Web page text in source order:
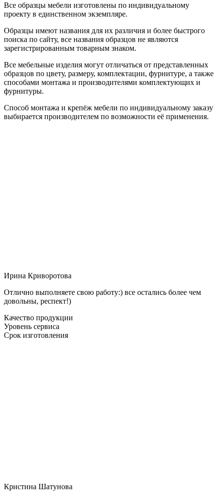
Все образцы мебели изготовлены по индивидуальному
проекту в единственном экземпляре.
Образцы имеют названия для их различия и более быстрого
поиска по сайту, все названия образцов не являются
зарегистрированным товарным знаком.
Все мебельные изделия могут отличаться от представленных
образцов по цвету, размеру, комплектации, фурнитуре, а также
способами монтажа и производителями комплектующих и
фурнитуры.
Способ монтажа и крепёж мебели по индивидуальному заказу
выбирается производителем по возможности её применения.
Ирина Криворотова
Отлично выполняете свою работу:) все остались более чем
довольны, респект!)
Качество продукции
Уровень сервиса
Срок изготовления
Кристина Шатунова